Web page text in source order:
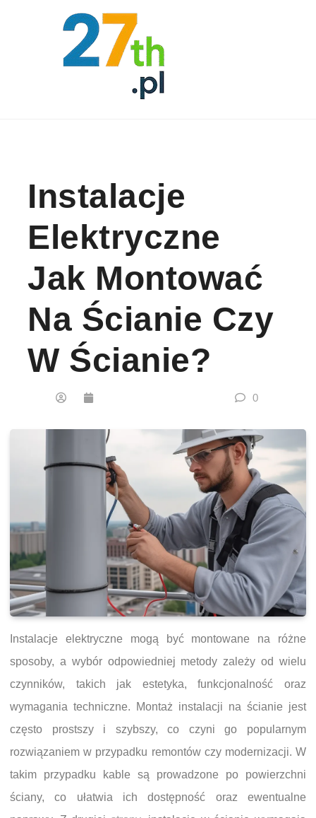
Instalacje
Elektryczne
Jak Montować
Na Ścianie Czy
W Ścianie?
0
Instalacje elektryczne mogą być montowane na różne
sposoby, a wybór odpowiedniej metody zależy od wielu
czynników, takich jak estetyka, funkcjonalność oraz
wymagania techniczne. Montaż instalacji na ścianie jest
często prostszy i szybszy, co czyni go popularnym
rozwiązaniem w przypadku remontów czy modernizacji. W
takim przypadku kable są prowadzone po powierzchni
ściany, co ułatwia ich dostępność oraz ewentualne